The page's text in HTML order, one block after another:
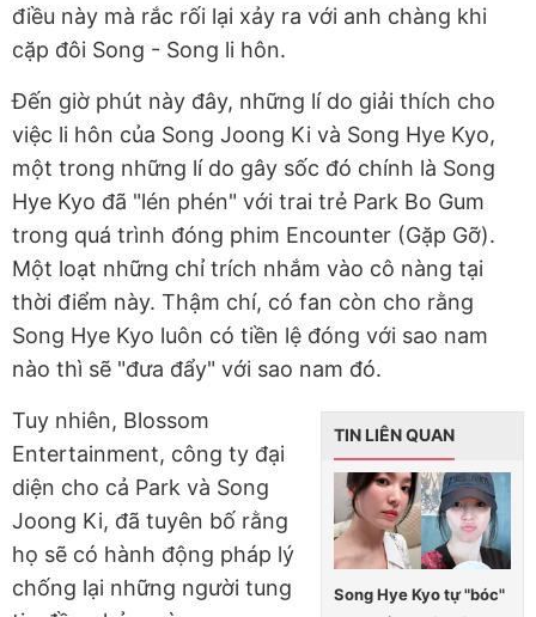
điều này mà rắc rối lại xảy ra với anh chàng khi
cặp đôi Song - Song li hôn.
Đến giờ phút này đây, những lí do giải thích cho
việc li hôn của Song Joong Ki và Song Hye Kyo,
một trong những lí do gây sốc đó chính là Song
Hye Kyo đã "lén phén" với trai trẻ Park Bo Gum
trong quá trình đóng phim Encounter (Gặp Gỡ).
Một loạt những chỉ trích nhắm vào cô nàng tại
thời điểm này. Thậm chí, có fan còn cho rằng
Song Hye Kyo luôn có tiền lệ đóng với sao nam
nào thì sẽ "đưa đẩy" với sao nam đó.
TIN LIÊN QUAN
Song Hye Kyo tự "bóc"
Tuy nhiên, Blossom
Entertainment, công ty đại
diện cho cả Park và Song
Joong Ki, đã tuyên bố rằng
họ sẽ có hành động pháp lý
chống lại những người tung